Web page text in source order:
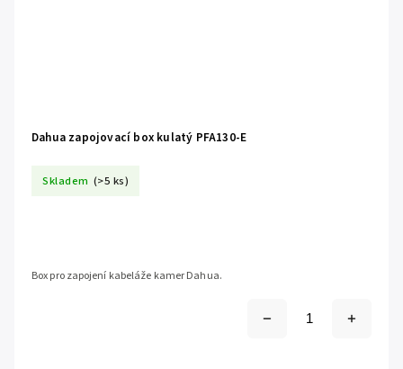
Dahua zapojovací box kulatý PFA130-E
Skladem (>5 ks)
Box pro zapojení kabeláže kamer Dahua.